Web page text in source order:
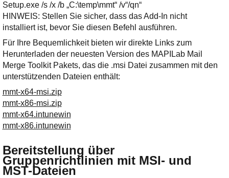
Setup.exe /s /x /b „C:\temp\mmt“ /v“/qn“
HINWEIS: Stellen Sie sicher, dass das Add-In nicht
installiert ist, bevor Sie diesen Befehl ausführen.
Für Ihre Bequemlichkeit bieten wir direkte Links zum
Herunterladen der neuesten Version des MAPILab Mail
Merge Toolkit Pakets, das die .msi Datei zusammen mit den
unterstützenden Dateien enthält:
mmt-x64-msi.zip
mmt-x86-msi.zip
mmt-x64.intunewin
mmt-x86.intunewin
Bereitstellung über
Gruppenrichtlinien mit MSI- und
MST-Dateien